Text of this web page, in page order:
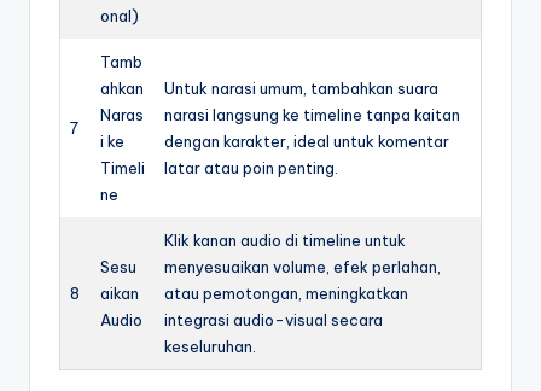
onal)
7
Tamb
ahkan
Naras
i ke
Timeli
ne
Untuk narasi umum, tambahkan suara
narasi langsung ke timeline tanpa kaitan
dengan karakter, ideal untuk komentar
latar atau poin penting.
8
Sesu
aikan
Audio
Klik kanan audio di timeline untuk
menyesuaikan volume, efek perlahan,
atau pemotongan, meningkatkan
integrasi audio-visual secara
keseluruhan.